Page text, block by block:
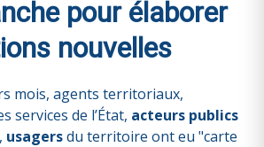
pour élaborer
nouvelles
mois, agents territoriaux,
services de l’État, acteurs publics
usagersdu territoire ont eu "carte